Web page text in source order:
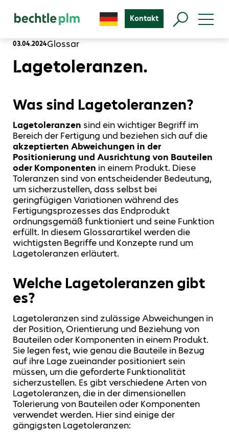
Kontakt
03.04.2024Glossar
Lagetoleranzen.
Was sind Lagetoleranzen?
Lagetoleranzen sind ein wichtiger Begriff im
Bereich der Fertigung und beziehen sich auf die
akzeptierten Abweichungen in der
Positionierung und Ausrichtung von Bauteilen
oder Komponenten in einem Produkt. Diese
Toleranzen sind von entscheidender Bedeutung,
um sicherzustellen, dass selbst bei
geringfügigen Variationen während des
Fertigungsprozesses das Endprodukt
ordnungsgemäß funktioniert und seine Funktion
erfüllt. In diesem Glossarartikel werden die
wichtigsten Begriffe und Konzepte rund um
Lagetoleranzen erläutert.
Welche Lagetoleranzen gibt
es?
Lagetoleranzen sind zulässige Abweichungen in
der Position, Orientierung und Beziehung von
Bauteilen oder Komponenten in einem Produkt.
Sie legen fest, wie genau die Bauteile in Bezug
auf ihre Lage zueinander positioniert sein
müssen, um die geforderte Funktionalität
sicherzustellen. Es gibt verschiedene Arten von
Lagetoleranzen, die in der dimensionellen
Tolerierung von Bauteilen oder Komponenten
verwendet werden. Hier sind einige der
gängigsten Lagetoleranzen: